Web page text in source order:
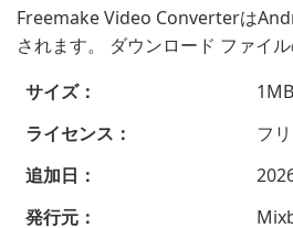
Freemake Video Converterは
されます。 ダウンロード ファイ
サイズ：
1MB
ライセンス：
フ
追加日：
発行元：